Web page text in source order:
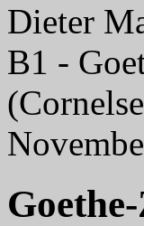
Dieter
B1 -